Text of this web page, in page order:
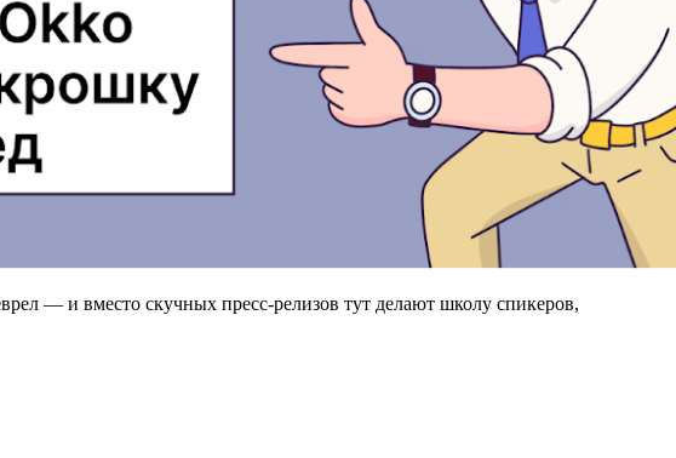
— и вместо скучных пресс-релизов тут делают школу спикеров,